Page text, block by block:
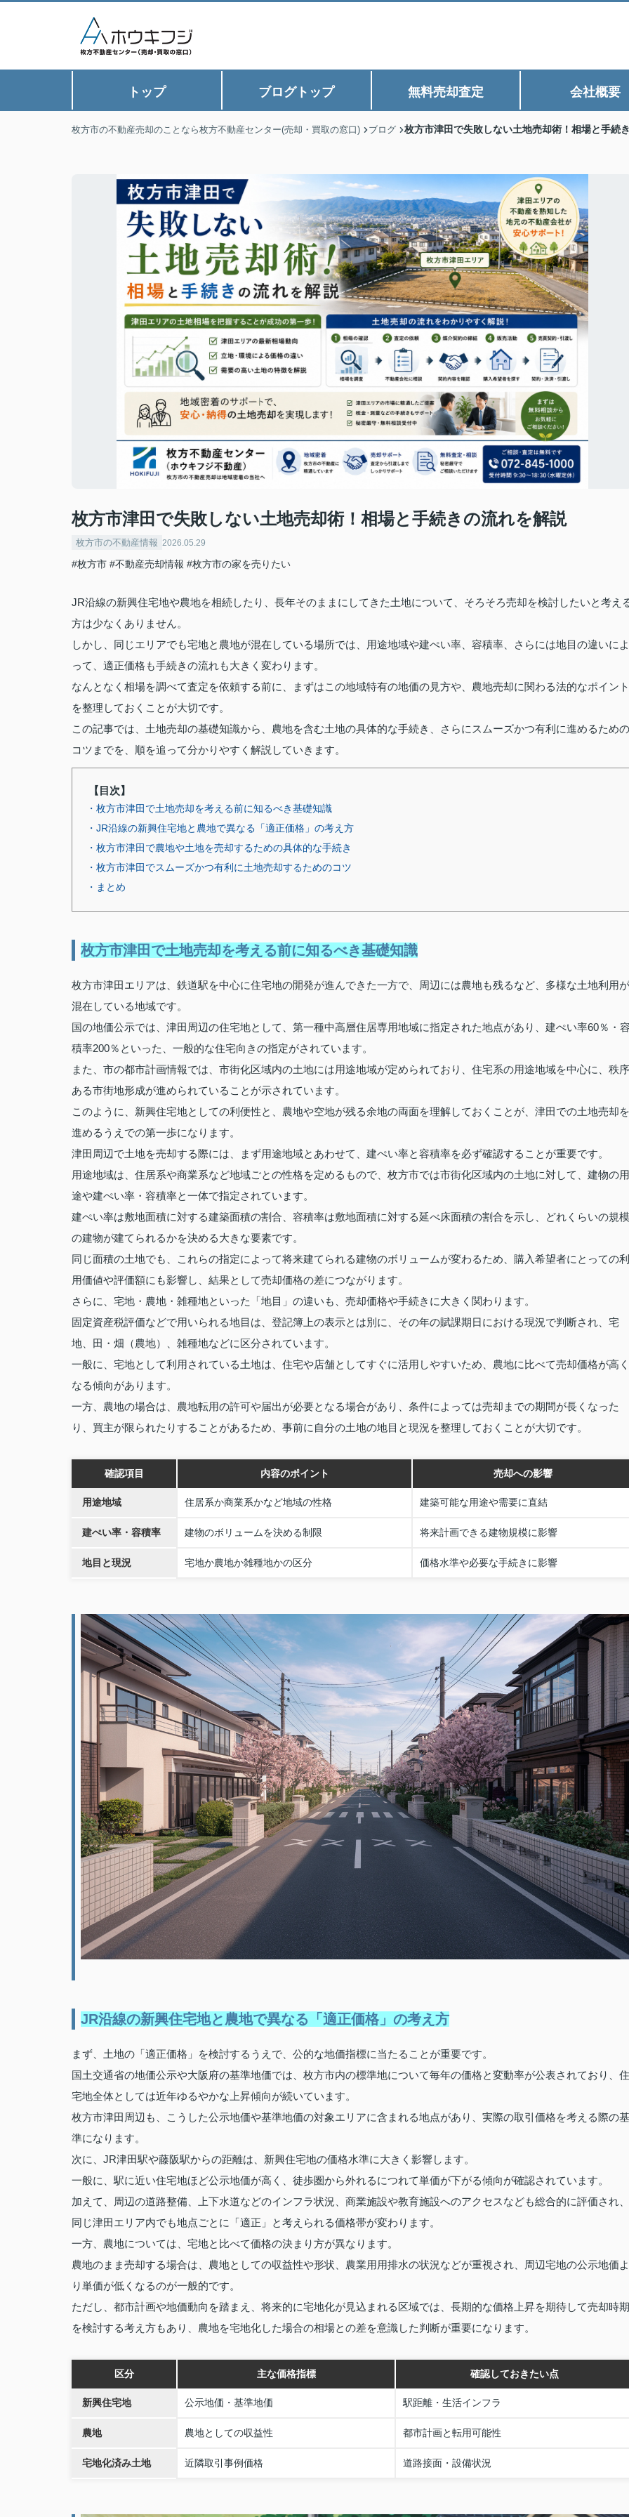
トップ ブログトップ 無料売却査定 会社概要
枚方市の不動産売却のことなら枚方不動産センター(売却・買取の窓口) ブログ 枚方市津田で失敗しない土地売却術！相場と手続
枚方市津田で失敗しない土地売却術！相場と手続きの流れを解説
枚方市の不動産情報 2026.05.29
#枚方市 #不動産売却情報 #枚方市の家を売りたい
JR沿線の新興住宅地や農地を相続したり、長年そのままにしてきた土地について、そろそろ売却を検討したいと考え
方は少なくありません。
しかし、同じエリアでも宅地と農地が混在している場所では、用途地域や建ぺい率、容積率、さらには地目の違いによ
って、適正価格も手続きの流れも大きく変わります。
なんとなく相場を調べて査定を依頼する前に、まずはこの地域特有の地価の見方や、農地売却に関わる法的なポイント
を整理しておくことが大切です。
この記事では、土地売却の基礎知識から、農地を含む土地の具体的な手続き、さらにスムーズかつ有利に進めるための
コツまでを、順を追って分かりやすく解説していきます。
【目次】
・枚方市津田で土地売却を考える前に知るべき基礎知識
・JR沿線の新興住宅地と農地で異なる「適正価格」の考え方
・枚方市津田で農地や土地を売却するための具体的な手続き
・枚方市津田でスムーズかつ有利に土地売却するためのコツ
・まとめ
枚方市津田で土地売却を考える前に知るべき基礎知識
枚方市津田エリアは、鉄道駅を中心に住宅地の開発が進んできた一方で、周辺には農地も残るなど、多様な土地利用が
混在している地域です。
国の地価公示では、津田周辺の住宅地として、第一種中高層住居専用地域に指定された地点があり、建ぺい率60％・
積率200％といった、一般的な住宅向きの指定がされています。
また、市の都市計画情報では、市街化区域内の土地には用途地域が定められており、住宅系の用途地域を中心に、秩序
ある市街地形成が進められていることが示されています。
このように、新興住宅地としての利便性と、農地や空地が残る余地の両面を理解しておくことが、津田での土地売却を
進めるうえでの第一歩になります。
津田周辺で土地を売却する際には、まず用途地域とあわせて、建ぺい率と容積率を必ず確認することが重要です。
用途地域は、住居系や商業系など地域ごとの性格を定めるもので、枚方市では市街化区域内の土地に対して、建物の用
途や建ぺい率・容積率と一体で指定されています。
建ぺい率は敷地面積に対する建築面積の割合、容積率は敷地面積に対する延べ床面積の割合を示し、どれくらいの規模
の建物が建てられるかを決める大きな要素です。
同じ面積の土地でも、これらの指定によって将来建てられる建物のボリュームが変わるため、購入希望者にとっての利
用価値や評価額にも影響し、結果として売却価格の差につながります。
さらに、宅地・農地・雑種地といった「地目」の違いも、売却価格や手続きに大きく関わります。
固定資産税評価などで用いられる地目は、登記簿上の表示とは別に、その年の賦課期日における現況で判断され、宅
地、田・畑（農地）、雑種地などに区分されています。
一般に、宅地として利用されている土地は、住宅や店舗としてすぐに活用しやすいため、農地に比べて売却価格が高く
なる傾向があります。
一方、農地の場合は、農地転用の許可や届出が必要となる場合があり、条件によっては売却までの期間が長くなった
り、買主が限られたりすることがあるため、事前に自分の土地の地目と現況を整理しておくことが大切です。
確認項目 内容のポイント 売却への影響
用途地域 住居系か商業系かなど地域の性格 建築可能な用途や需要に直結
建ぺい率・容積率 建物のボリュームを決める制限 将来計画できる建物規模に影響
地目と現況 宅地か農地か雑種地かの区分 価格水準や必要な手続きに影響
JR沿線の新興住宅地と農地で異なる「適正価格」の考え方
まず、土地の「適正価格」を検討するうえで、公的な地価指標に当たることが重要です。
国土交通省の地価公示や大阪府の基準地価では、枚方市内の標準地について毎年の価格と変動率が公表されており、住
宅地全体としては近年ゆるやかな上昇傾向が続いています。
枚方市津田周辺も、こうした公示地価や基準地価の対象エリアに含まれる地点があり、実際の取引価格を考える際の基
準になります。
次に、JR津田駅や藤阪駅からの距離は、新興住宅地の価格水準に大きく影響します。
一般に、駅に近い住宅地ほど公示地価が高く、徒歩圏から外れるにつれて単価が下がる傾向が確認されています。
加えて、周辺の道路整備、上下水道などのインフラ状況、商業施設や教育施設へのアクセスなども総合的に評価され、
同じ津田エリア内でも地点ごとに「適正」と考えられる価格帯が変わります。
一方、農地については、宅地と比べて価格の決まり方が異なります。
農地のまま売却する場合は、農地としての収益性や形状、農業用用排水の状況などが重視され、周辺宅地の公示地価よ
り単価が低くなるのが一般的です。
ただし、都市計画や地価動向を踏まえ、将来的に宅地化が見込まれる区域では、長期的な価格上昇を期待して売却時期
を検討する考え方もあり、農地を宅地化した場合の相場との差を意識した判断が重要になります。
区分 主な価格指標 確認しておきたい点
新興住宅地 公示地価・基準地価 駅距離・生活インフラ
農地 農地としての収益性 都市計画と転用可能性
宅地化済み土地 近隣取引事例価格 道路接面・設備状況